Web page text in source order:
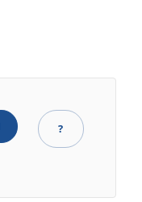
?